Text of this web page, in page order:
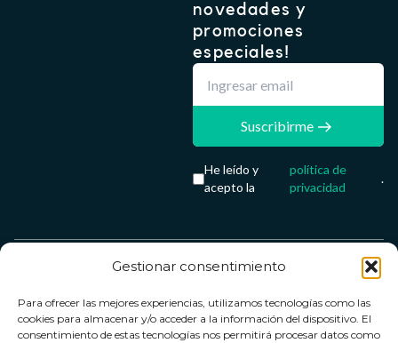
Gestionar consentimiento
Para ofrecer las mejores experiencias, utilizamos tecnologías como las
cookies para almacenar y/o acceder a la información del dispositivo. El
consentimiento de estas tecnologías nos permitirá procesar datos como
novedades y
promociones
especiales!
Suscribirme
He leído y
acepto la
política de
privacidad
.
Contacto
Contacto
Términos y
condiciones
Farmacenter
digital, S.L
de pago